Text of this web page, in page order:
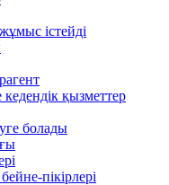
істейді
қызметтер
болады
пікірлері